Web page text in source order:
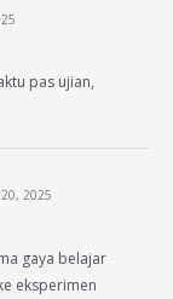
pas ujian,
2025
gaya belajar
eksperimen